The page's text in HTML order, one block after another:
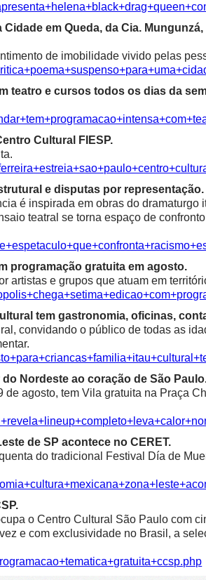
em Queda, da Cia.
de imobilidade vivido pelas
teatro e cursos todos os dias da
Cultural FIESP.
e disputas por representação.
é inspirada em obras do
teatral se torna espaço de
programação gratuita em agosto.
artistas e grupos que atuam em
tem gastronomia, oficinas,
convidando o público de todas as
Nordeste ao coração de São
agosto, tem Vila gratuita na Praça
de SP acontece no CERET.
do tradicional Festival Día de
o Centro Cultural São Paulo com
e com exclusividade no Brasil, a